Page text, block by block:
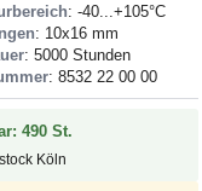
: -40...+105°C
: 10x16 mm
: 5000 Stunden
: 8532 22 00 00
490 St.
Köln